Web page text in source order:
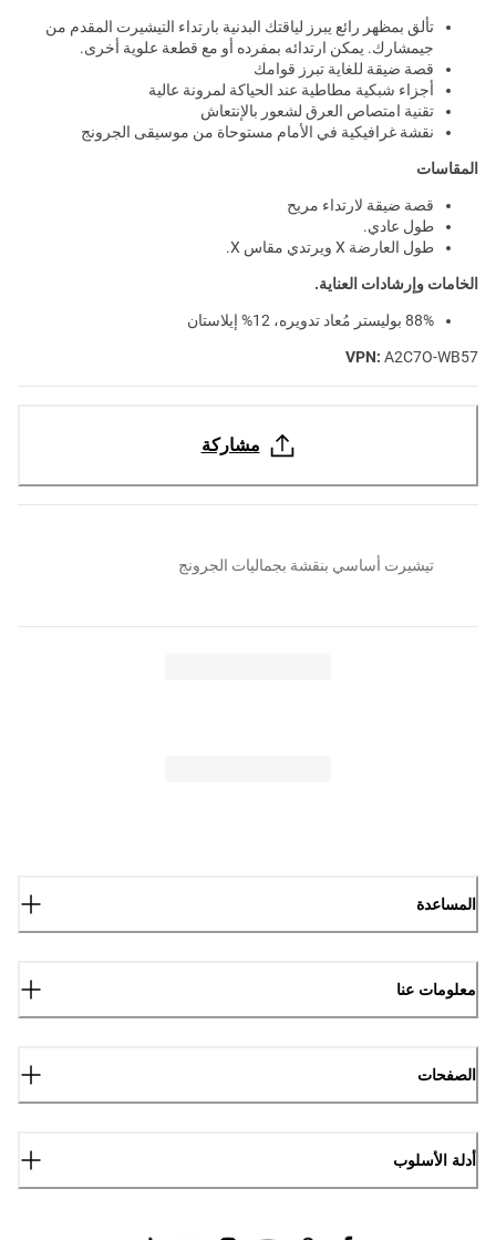
تألق بمظهر رائع يبرز لياقتك البدنية بارتداء التيشيرت المقدم من
جيمشارك. يمكن ارتدائه بمفرده أو مع قطعة علوية أخرى.
قصة ضيقة للغاية تبرز قوامك
أجزاء شبكية مطاطية عند الحياكة لمرونة عالية
تقنية امتصاص العرق لشعور بالإنتعاش
نقشة غرافيكية في الأمام مستوحاة من موسيقى الجرونج
المقاسات
قصة ضيقة لارتداء مريح
طول عادي.
طول العارضة X ويرتدي مقاس X.
الخامات وإرشادات العناية.
88% بوليستر مُعاد تدويره، 12% إيلاستان
VPN: A2C7O-WB57
مشاركة
تيشيرت أساسي بنقشة بجماليات الجرونج
المساعدة
معلومات عنا
الصفحات
أدلة الأسلوب